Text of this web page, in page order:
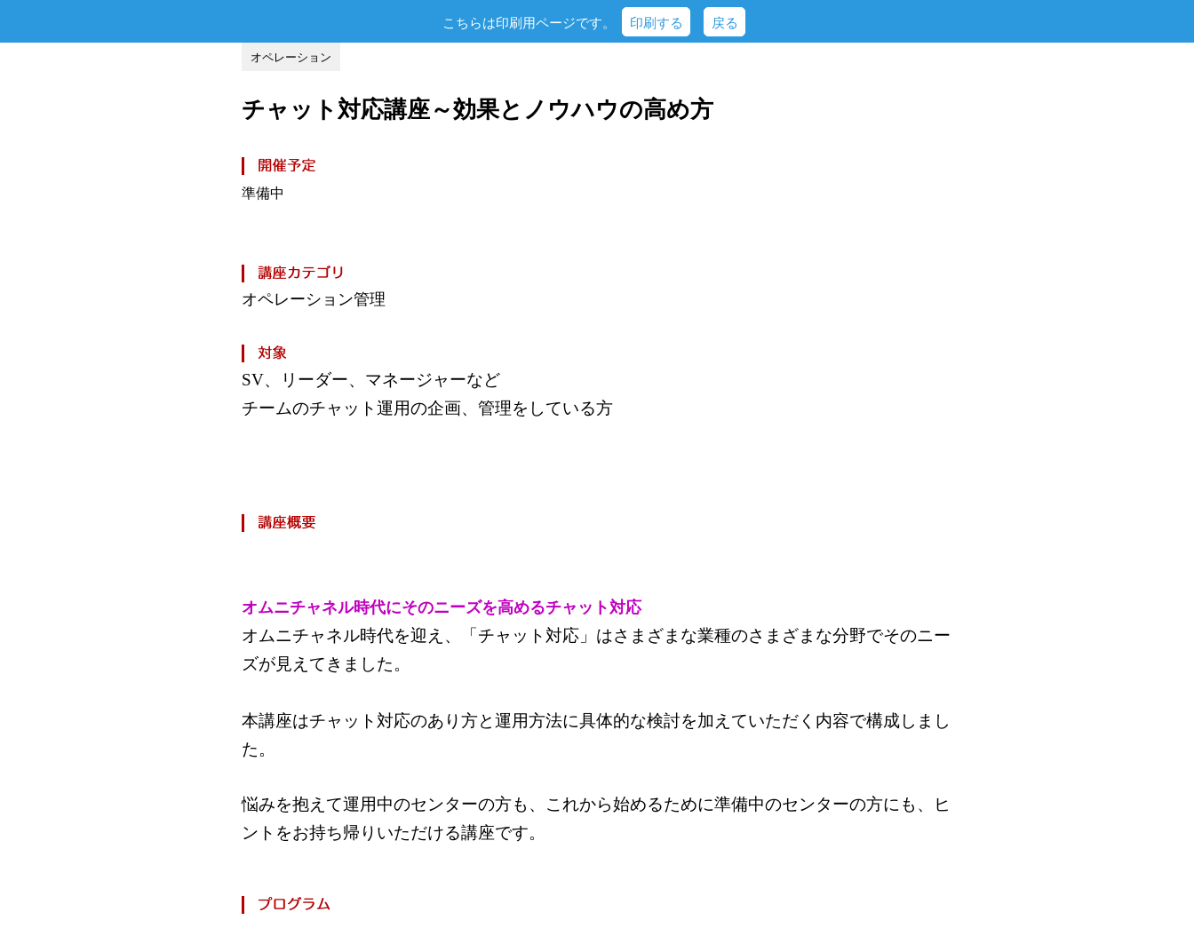
こちらは印刷用ページです。 印刷する 戻る
オペレーション
チャット対応講座～効果とノウハウの高め方
準備中
オペレーション管理
SV、
リーダー、マネージャーなど
チームのチャット運用の企画、管理をしている方
オムニチャネル時代にそのニーズを高めるチャット対応
オムニチャネル時代を迎え、「チャット対応」はさまざまな業種のさまざまな分野でそのニー
ズが見えてきました。
本講座はチャット対応のあり方と運用方法に具体的な検討を加えていただく内容で構成しまし
た。
悩みを抱えて運用中のセンターの方も、これから始めるために準備中のセンターの方にも、ヒ
ントをお持ち帰りいただける講座です。